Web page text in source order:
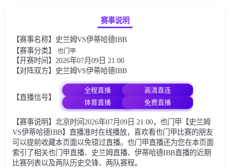
赛事说明
【赛事名称】史兰姆VS伊蒂哈德IBB
【赛事分类】 也门甲
【开赛时间】2026年07月09日 21:00
【对阵双方】史兰姆VS伊蒂哈德IBB
【直播信号】
全程直播
高清直连
体育直播
免费直播
【赛事说明】北京时间2026年07月09日 21:00，也门甲【史兰姆
VS伊蒂哈德IBB】直播准时在线播放，喜欢看也门甲比赛的朋友
可以提前收藏本页面以免错过直播。也门甲直播还为您在本页面
索引了相关也门甲直播、史兰姆直播、伊蒂哈德IBB直播的近期
比赛列表以及两队历史交锋、两队赛程。